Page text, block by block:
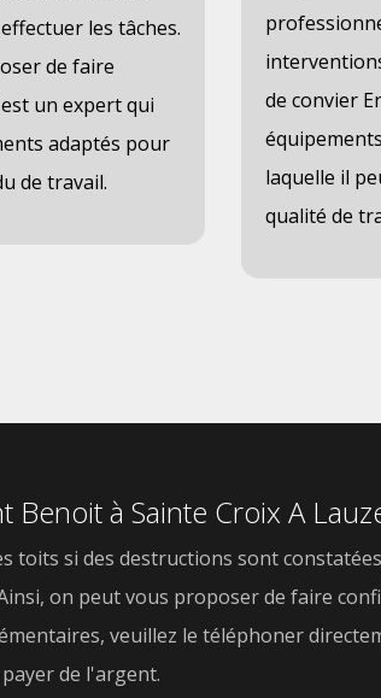
les tâches.
de faire
un expert qui
adaptés pour
de travail.
de convier
laquelle il
qualité de
à Sainte Croix A
si des destructions sont
on peut vous proposer de faire
veuillez le téléphoner
de l'argent.